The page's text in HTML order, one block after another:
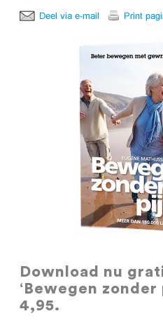
Download nu
‘Bewegen zonder
4,95.